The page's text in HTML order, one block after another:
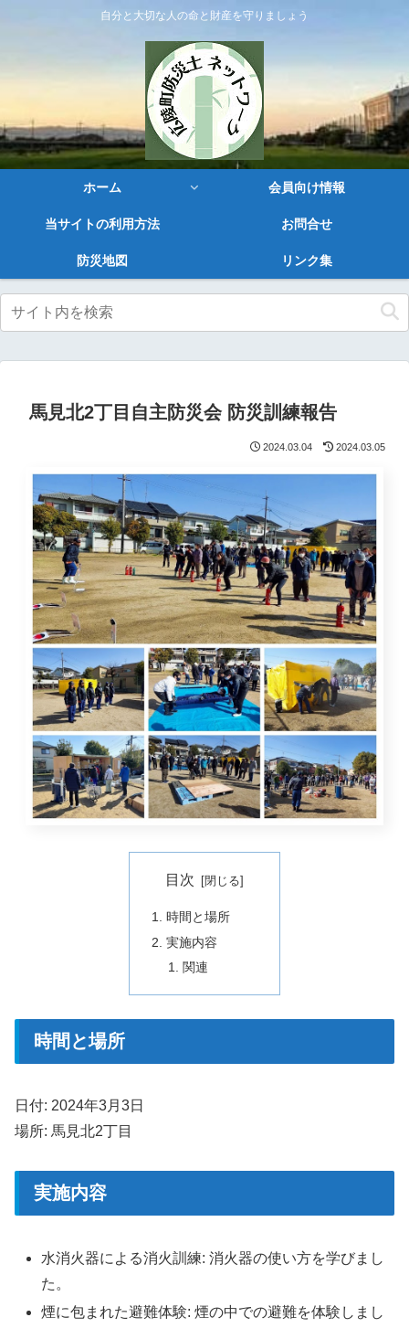
自分と大切な人の命と財産を守りましょう
ホーム 会員向け情報
当サイトの利用方法 お問合せ
防災地図 リンク集
馬見北2丁目自主防災会 防災訓練報告
2024.03.04 2024.03.05
目次
時間と場所
実施内容
関連
時間と場所
日付: 2024年3月3日
場所: 馬見北2丁目
実施内容
水消火器による消火訓練: 消火器の使い方を学びまし
た。
煙に包まれた避難体験: 煙の中での避難を体験しまし